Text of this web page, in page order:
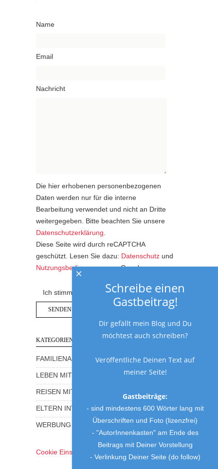
Name
Email
Nachricht
Die hier erhobenen personenbezogenen
Daten werden nur für die interne
Bearbeitung verwendet und nicht an Dritte
weitergegeben. Bitte beachten Sie unsere
Datenschutzerklärung.
Diese Seite wird durch reCAPTCHA
geschützt. Lesen Sie dazu: Datenschutz und
Nutzungsbedingungenvon Google.
Ich stimme der Datenschutzerklärung zu.
KATEGORIEN
FAMILIENALLTAG MIT HUMOR
LEBEN MIT KINDERN
REISEN MIT KINDERN
ELTERN INTERVIEWS
WERBUNG UND GEWINNSPIELE
Cookie Einstellungen
Schreibe einen
Gastbeitrag!
Dir gefällt mein Blog und Du
möchtest auch schreiben?
Veröffentliche Deinen Text auf
meiner Seite!
Gastbeiträge:
- sind mindestens 600 Wörter lang mit
Überschriften und Foto (lizenzfrei)
- "AutorInnenkasten" am Ende des
Beitrags mit Deiner Vorstellung
- Verlinkung Deiner Seite (do follow)
×